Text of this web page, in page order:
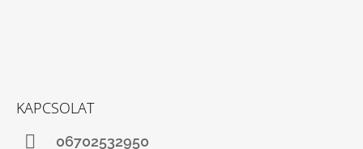
KAPCSOLAT
06702532950